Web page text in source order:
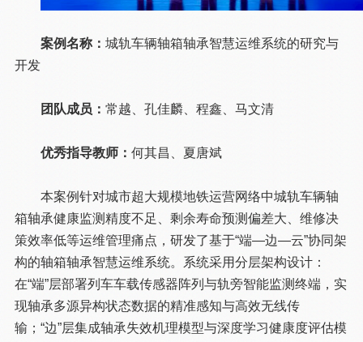
案例名称：城轨车辆轴箱轴承智慧运维系统的研究与
开发
团队成员：常越、孔佳麟、程鑫、马文清
优秀指导教师：何其昌、夏唐斌
本案例针对城市超大规模地铁运营网络中城轨车辆轴
箱轴承健康监测精度不足、剩余寿命预测偏差大、维修决
策效率低等运维管理痛点，研发了基于“端—边—云”协同架
构的轴箱轴承智慧运维系统。系统采用分层架构设计：
在“端”层部署列车车载传感器阵列与轨旁智能监测终端，实
现轴承多源异构状态数据的精准感知与高效无线传
输；“边”层集成轴承失效机理模型与深度学习健康度评估模